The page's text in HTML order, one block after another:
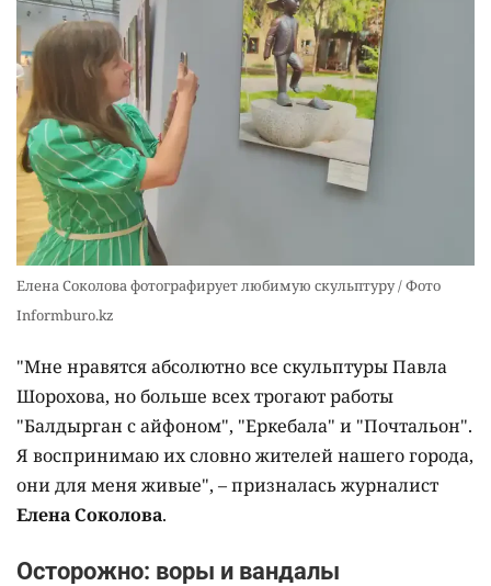
Елена Соколова фотографирует любимую скульптуру / Фото
Informburo.kz
"Мне нравятся абсолютно все скульптуры Павла
Шорохова, но больше всех трогают работы
"Балдырган с айфоном", "Еркебала" и "Почтальон".
Я воспринимаю их словно жителей нашего города,
они для меня живые", – призналась журналист
Елена Соколова.
Осторожно: воры и вандалы